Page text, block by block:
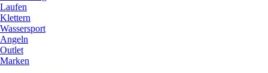
Laufen
Klettern
Wassersport
Angeln
Outlet
Marken